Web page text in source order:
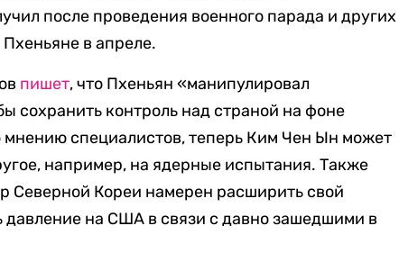
после проведения военного парада и других
в апреле.
пишет, что Пхеньян «манипулировал
сохранить контроль над страной на фоне
мнению специалистов,теперь Ким Чен Ын может
например, на ядерные испытания.Также
Северной Кореи намерен расширить свой
давление на США в связи с давно зашедшими в